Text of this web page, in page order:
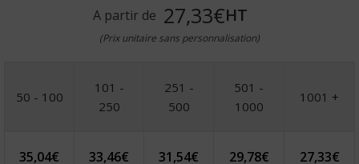
A partir de 27,33€HT
(Prix unitaire sans personnalisation)
50 - 100
101 -
250
251 -
500
501 -
1000
1001 +
35,04€ 33,46€ 31,54€ 29,78€ 27,33€